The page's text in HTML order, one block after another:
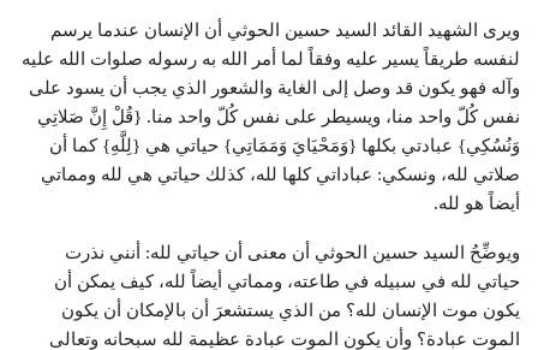
ويرى الشهيد القائد السيد حسين الحوثي أن الإنسان عندما يرسم
لنفسه طريقاً يسير عليه وفقاً لما أمر الله به رسوله صلوات الله عليه
وآله فهو يكون قد وصل إلى الغاية والشعور الذي يجب أن يسود على
نفس كُلّ واحد منا، ويسيطر على نفس كُلّ واحد منا. {قُلْ إِنَّ صَلاتِي
وَنُسُكِي} عبادتي بكلها {وَمَحْيَايَ وَمَمَاتِي} حياتي هي {لِلَّهِ} كما أن
صلاتي لله، ونسكي: عباداتي كلها لله، كذلك حياتي هي لله ومماتي
أيضاً هو لله.
ويوضِّحُ السيد حسين الحوثي أن معنى أن حياتي لله: أنني نذرت
حياتي لله في سبيله في طاعته، ومماتي أيضاً لله، كيف يمكن أن
يكون موت الإنسان لله؟ من الذي يستشعرَ أن بالإمكان أن يكون
الموت عبادة؟ وأن يكون الموت عبادة عظيمة لله سبحانه وتعالى